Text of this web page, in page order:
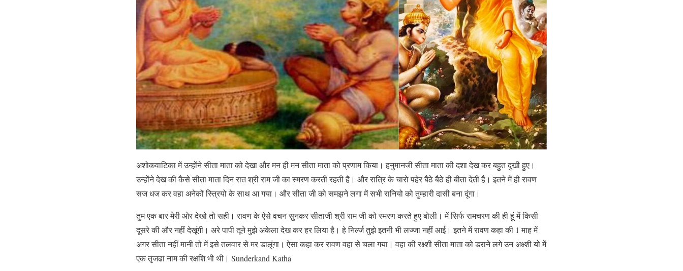
अशोकवाटिका में उन्होंने सीता माता को देखा और मन ही मन सीता माता को प्रणाम किया। हनुमानजी सीता माता की दशा देख कर बहुत दुखी हुए।
उन्होंने देख की कैसे सीता माता दिन रात श्री राम जी का स्मरण करती रहती है। और रात्रि के चारो पहेर बैठे बैठे ही बीता देती है। इतने में ही रावण
सज धज कर वहा अनेकों स्त्रियो के साथ आ गया। और सीता जी को समझने लगा में सभी रानियो को तुम्हारी दासी बना दूंगा।
तुम एक बार मेरी ओर देखो तो सही। रावण के ऐसे वचन सुनकर सीताजी श्री राम जी को स्मरण करते हुए बोली। में सिर्फ रामचरण की ही हूं में किसी
दूसरे की और नहीं देखूंगी। अरे पापी तूने मुझे अकेला देख कर हर लिया है। हे निर्ल्ज तुझे इतनी भी लज्जा नहीं आई। इतने में रावण कहा की 1 माह में
अगर सीता नहीं मानी तो में इसे तलवार से मर डालूंगा। ऐसा कहा कर रावण वहा से चला गया। वहा की रक्ष्शी सीता माता को डराने लगे उन अक्ष्शी यो में
एक तृजढा नाम की रक्षशि भी थी। Sunderkand Katha